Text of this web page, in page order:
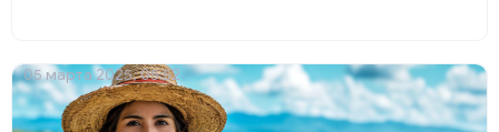
05 марта 2025, 05:52